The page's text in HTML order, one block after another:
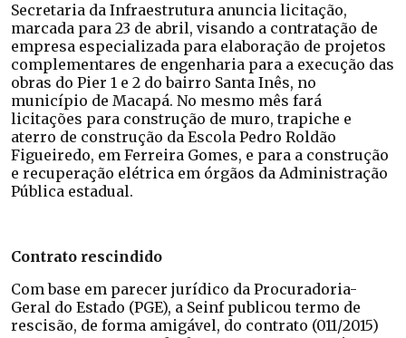
Secretaria da Infraestrutura anuncia licitação,
marcada para 23 de abril, visando a contratação de
empresa especializada para elaboração de projetos
complementares de engenharia para a execução das
obras do Pier 1 e 2 do bairro Santa Inês, no
município de Macapá. No mesmo mês fará
licitações para construção de muro, trapiche e
aterro de construção da Escola Pedro Roldão
Figueiredo, em Ferreira Gomes, e para a construção
e recuperação elétrica em órgãos da Administração
Pública estadual.
Contrato rescindido
Com base em parecer jurídico da Procuradoria-
Geral do Estado (PGE), a Seinf publicou termo de
rescisão, de forma amigável, do contrato (011/2015)